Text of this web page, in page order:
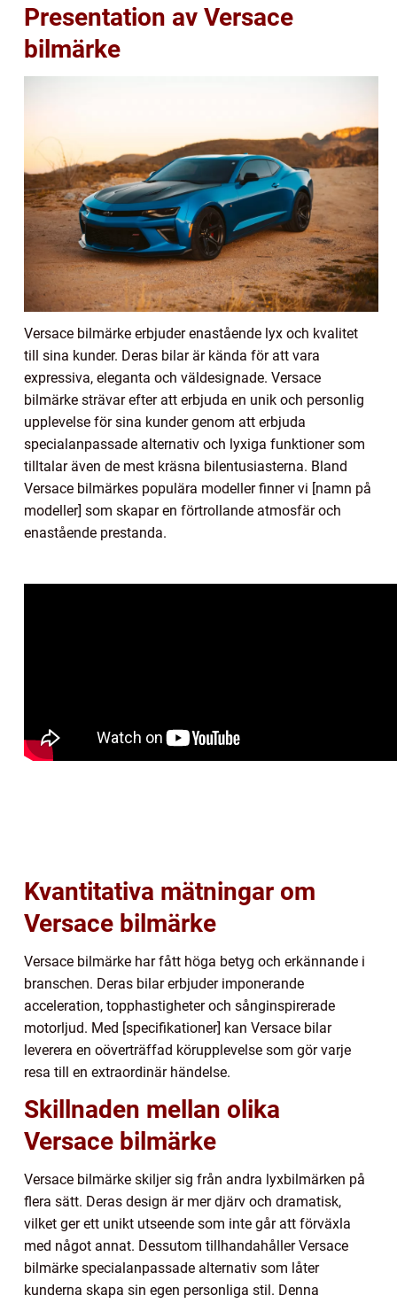
Presentation av Versace
bilmärke
Versace bilmärke erbjuder enastående lyx och kvalitet
till sina kunder. Deras bilar är kända för att vara
expressiva, eleganta och väldesignade. Versace
bilmärke strävar efter att erbjuda en unik och personlig
upplevelse för sina kunder genom att erbjuda
specialanpassade alternativ och lyxiga funktioner som
tilltalar även de mest kräsna bilentusiasterna. Bland
Versace bilmärkes populära modeller finner vi [namn på
modeller] som skapar en förtrollande atmosfär och
enastående prestanda.
Kvantitativa mätningar om
Versace bilmärke
Versace bilmärke har fått höga betyg och erkännande i
branschen. Deras bilar erbjuder imponerande
acceleration, topphastigheter och sånginspirerade
motorljud. Med [specifikationer] kan Versace bilar
leverera en oöverträffad körupplevelse som gör varje
resa till en extraordinär händelse.
Skillnaden mellan olika
Versace bilmärke
Versace bilmärke skiljer sig från andra lyxbilmärken på
flera sätt. Deras design är mer djärv och dramatisk,
vilket ger ett unikt utseende som inte går att förväxla
med något annat. Dessutom tillhandahåller Versace
bilmärke specialanpassade alternativ som låter
kunderna skapa sin egen personliga stil. Denna